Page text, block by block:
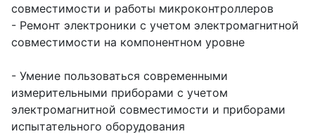
совместимости и работы микроконтроллеров
- Ремонт электроники с учетом электромагнитной
совместимости на компонентном уровне
- Умение пользоваться современными
измерительными приборами с учетом
электромагнитной совместимости и приборами
испытательного оборудования